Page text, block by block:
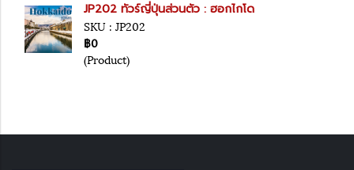
JP202 ทัวร์ญี่ปุ่นส่วนตัว : ฮอกไกโด
SKU : JP202
฿0
(Product)